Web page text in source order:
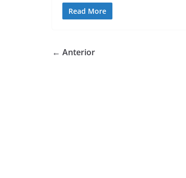
Read More
← Anterior